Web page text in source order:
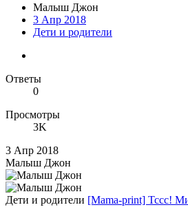
Малыш Джон
3 Апр 2018
Дети и родители
Ответы
0
Просмотры
3K
3 Апр 2018
Малыш Джон
Дети и родители [Mama-print] Тссс!